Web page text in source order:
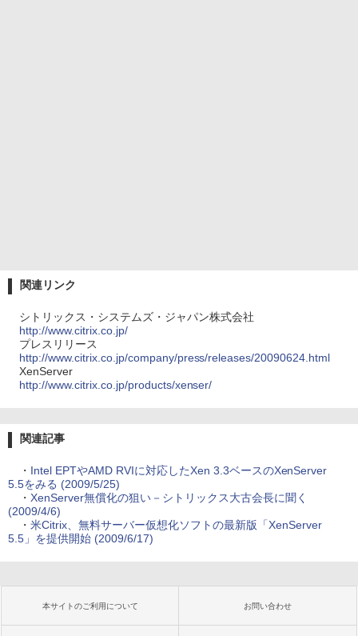
関連リンク
シトリックス・システムズ・ジャパン株式会社
http://www.citrix.co.jp/
プレスリリース
http://www.citrix.co.jp/company/press/releases/20090624.html
XenServer
http://www.citrix.co.jp/products/xenser/
関連記事
・ Intel EPTやAMD RVIに対応したXen 3.3ベースのXenServer
5.5をみる (2009/5/25)
・ XenServer無償化の狙い－シトリックス大古会長に聞く
(2009/4/6)
・ 米Citrix、無料サーバー仮想化ソフトの最新版「XenServer
5.5」を提供開始 (2009/6/17)
本サイトのご利用について お問い合わせ